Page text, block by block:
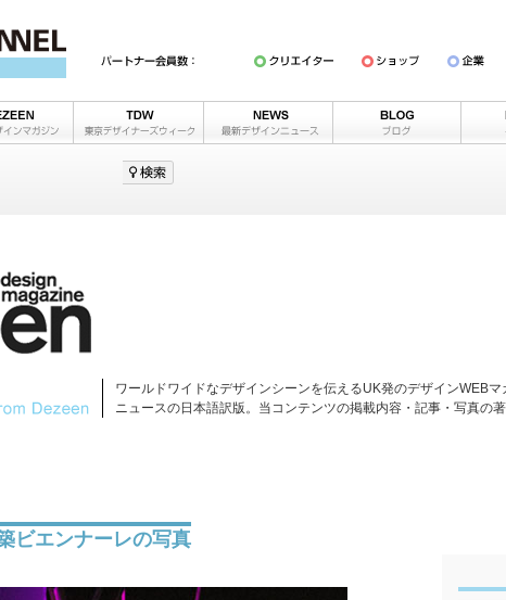
ワールドワイドなデザインシーンを伝えるUK発のデザインWEBマ
ニュースの日本語訳版。当コンテンツの掲載内容・記事・写真の著
ビエンナーレの写真